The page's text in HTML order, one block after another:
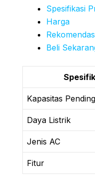
Spesifikasi
Harga
Beli
Kapasitas
Daya Listrik
Jenis AC
Fitur